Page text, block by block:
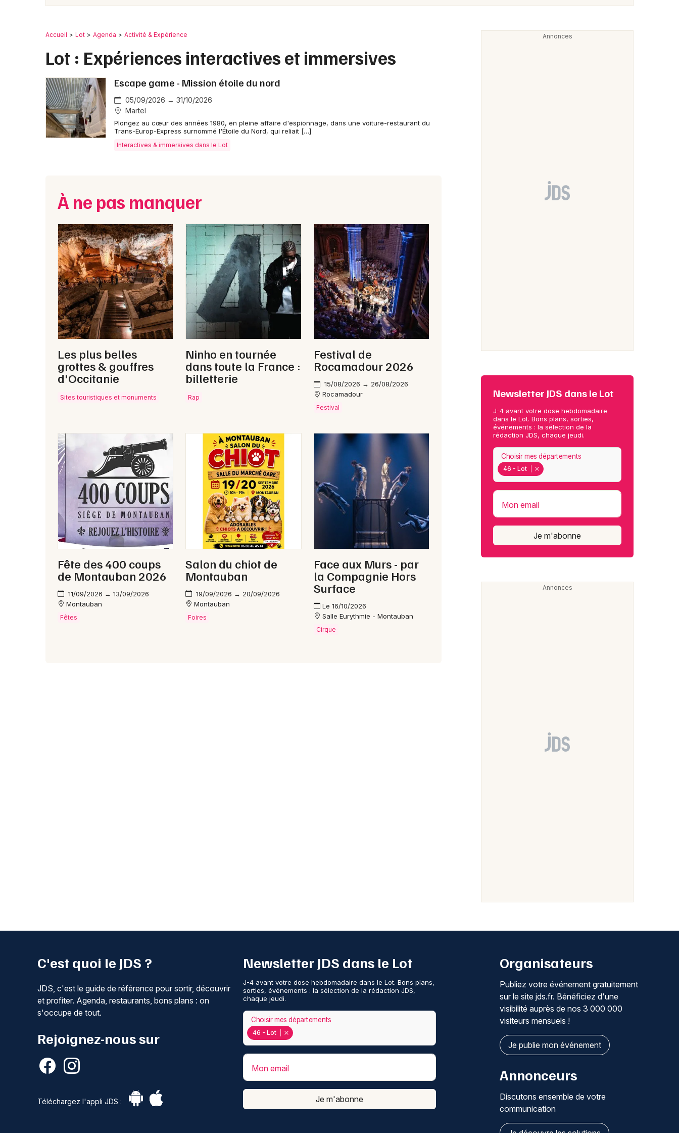
Expos
Newsletter des sorties
Artistes en tournée
Actus dans le Lot
Magazine dans le Lot
Choisir mes départements
Mon email
Mulhouse
Nice
Paris
Toulouse
Accueil Lot Agenda Activité & Expérience
Lot : Expériences interactives et immersives
Escape game - Mission étoile du nord
05/09/2026 → 31/10/2026
Martel
Plongez au cœur des années 1980, en pleine affaire d'espionnage, dans une voiture-restaurant du
Trans-Europ-Express surnommé l'Étoile du Nord, qui reliait […]
Interactives & immersives dans le Lot
À ne pas manquer
Les plus belles
grottes & gouffres
d'Occitanie
Sites touristiques et monuments
Ninho en tournée
dans toute la France :
billetterie
Rap
Festival de
Rocamadour 2026
15/08/2026 → 26/08/2026
Rocamadour
Festival
Fête des 400 coups
de Montauban 2026
11/09/2026 → 13/09/2026
Montauban
Fêtes
Salon du chiot de
Montauban
19/09/2026 → 20/09/2026
Montauban
Foires
Face aux Murs - par
la Compagnie Hors
Surface
Le 16/10/2026
Salle Eurythmie - Montauban
Cirque
Newsletter JDS dans le Lot
J-4 avant votre dose hebdomadaire
dans le Lot. Bons plans, sorties,
événements : la sélection de la
rédaction JDS, chaque jeudi.
46 - Lot
Choisir mes départements
Mon email
Je m'abonne
C'est quoi le JDS ?
JDS, c'est le guide de référence pour sortir, découvrir
et profiter. Agenda, restaurants, bons plans : on
s'occupe de tout.
Rejoignez-nous sur
Téléchargez l'appli JDS :
Newsletter JDS dans le Lot
J-4 avant votre dose hebdomadaire dans le Lot. Bons plans,
sorties, événements : la sélection de la rédaction JDS,
chaque jeudi.
46 - Lot
Choisir mes départements
Mon email
Je m'abonne
Organisateurs
Publiez votre événement gratuitement
sur le site jds.fr. Bénéficiez d'une
visibilité auprès de nos 3 000 000
visiteurs mensuels !
Je publie mon événement
Annonceurs
Discutons ensemble de votre
communication